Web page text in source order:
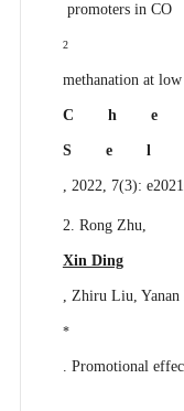
promoters in CO
2
methanation at
, 2022, 7(3):
2. Rong Zhu,
Xin Ding
, Zhiru Liu,
*
. Promotional